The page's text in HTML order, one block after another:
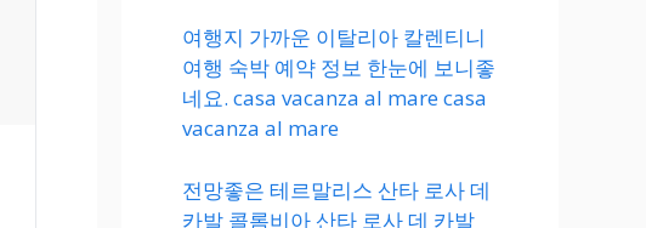
여행지 가까운 이탈리아 칼렌티니
여행 숙박 예약 정보 한눈에 보니좋
네요. casa vacanza al mare casa
vacanza al mare
전망좋은 테르말리스 산타 로사 데
카발 콜롬비아 산타 로사 데 카발